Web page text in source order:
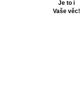
Je to i
Vaše věc!